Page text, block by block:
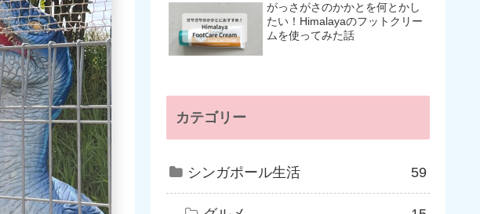
がっさがさのかかとを何とかし
たい！Himalayaのフットクリー
ムを使ってみた話
カテゴリー
シンガポール生活 59